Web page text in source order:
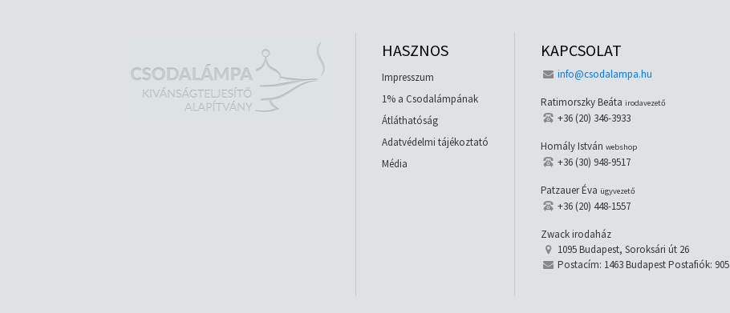
HASZNOS
Impresszum
1% a Csodalámpának
Átláthatóság
Adatvédelmi tájékoztató
Média
KAPCSOLAT
info@csodalampa.hu
Ratimorszky Beáta irodavezető
+36 (20) 346-3933
Homály István webshop
+36 (30) 948-9517
Patzauer Éva ügyvezető
+36 (20) 448-1557
Zwack irodaház
1095 Budapest, Soroksári út 26
Postacím: 1463 Budapest Postafiók: 905